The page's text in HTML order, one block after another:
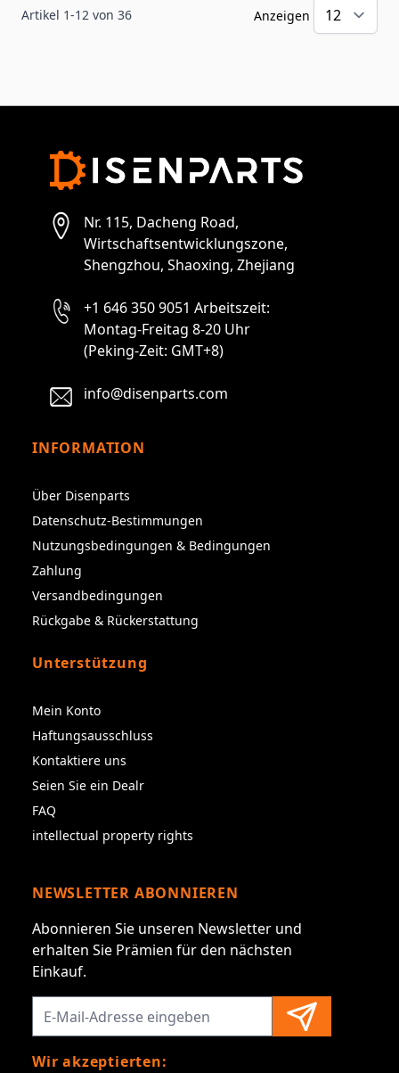
Artikel 1-12 von 36 Anzeigen
Nr. 115, Dacheng Road,
Wirtschaftsentwicklungszone,
Shengzhou, Shaoxing, Zhejiang
+1 646 350 9051 Arbeitszeit:
Montag-Freitag 8-20 Uhr
(Peking-Zeit: GMT+8)
info@disenparts.com
INFORMATION
Über Disenparts
Datenschutz-Bestimmungen
Nutzungsbedingungen & Bedingungen
Zahlung
Versandbedingungen
Rückgabe & Rückerstattung
Unterstützung
Mein Konto
Haftungsausschluss
Kontaktiere uns
Seien Sie ein Dealr
FAQ
intellectual property rights
NEWSLETTER ABONNIEREN
Abonnieren Sie unseren Newsletter und
erhalten Sie Prämien für den nächsten
Einkauf.
Wir akzeptierten: